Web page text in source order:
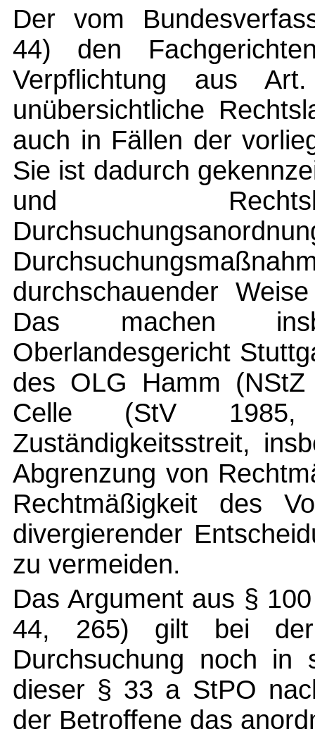
Der vom
44) den
Verpflichtung aus
unübersichtliche
auch in Fällen der
Sie ist dadurch
und
durchschauender
Das machen
Oberlandesgericht
des OLG Hamm
Celle (StV
Zuständigkeitsstreit,
Abgrenzung von
Rechtmäßigkeit des
divergierender
zu vermeiden.
Das Argument aus §
44, 265) gilt bei der
Durchsuchung noch in
dieser § 33 a StPO
der Betroffene das